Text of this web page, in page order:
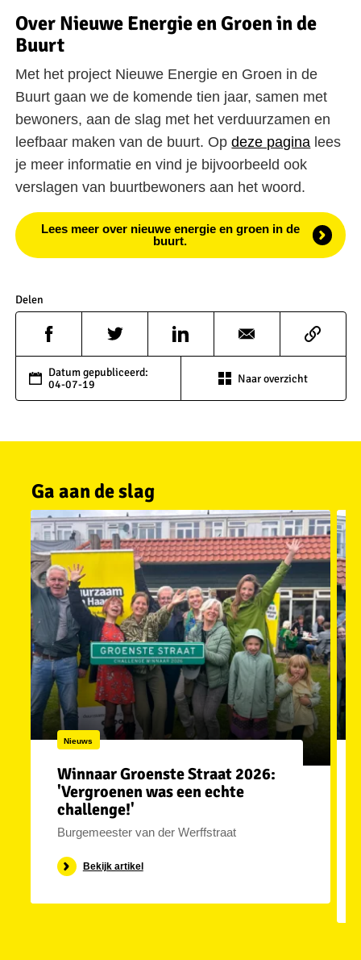
Over Nieuwe Energie en Groen in de
Buurt
Met het project Nieuwe Energie en Groen in de
Buurt gaan we de komende tien jaar, samen met
bewoners, aan de slag met het verduurzamen en
leefbaar maken van de buurt. Opdeze pagina lees
je meer informatie en vind je bijvoorbeeld ook
verslagen van buurtbewoners aan het woord.
Lees meer over nieuwe energie en groen in de
buurt.
Delen
Datum gepubliceerd:
04-07-19
Naar overzicht
Nieuws
Winnaar Groenste Straat 2026:
'Vergroenen was een echte
challenge!'
Burgemeester van der Werffstraat
Bekijk artikel
Ga aan de slag